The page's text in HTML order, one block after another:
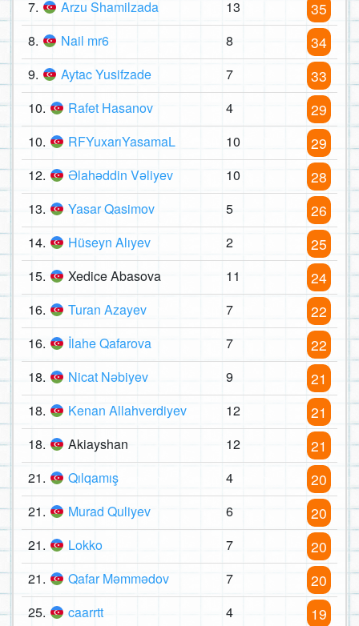
7. Arzu Shamilzada 13 35
8. Nail mr6 8 34
9. Aytac Yusifzade 7 33
10. Rafet Hasanov 4 29
10. RFYuxarıYasamaL 10 29
12. Əlahəddin Vəliyev 10 28
13. Yasar Qasimov 5 26
14. Hüseyn Alıyev 2 25
15. Xedice Abasova 11 24
16. Turan Azayev 7 22
16. İlahe Qafarova 7 22
18. Nicat Nəbiyev 9 21
18. Kenan Allahverdiyev 12 21
18. Akiayshan 12 21
21. Qılqamış 4 20
21. Murad Quliyev 6 20
21. Lokko 7 20
21. Qafar Məmmədov 7 20
25. caarrtt 4 19